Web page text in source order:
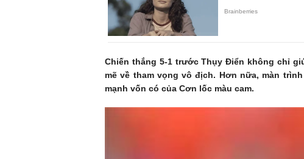
Chiến thắng 5-1 trước Thụy Điển không chỉ
mẽ về tham vọng vô địch. Hơn nữa, màn
mạnh vốn có của Cơn lốc màu cam.